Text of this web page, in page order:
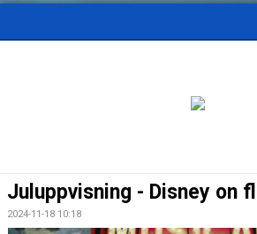
FRÅGOR OCH SVAR
Juluppvisning - Disney on
2024-11-18 10:18